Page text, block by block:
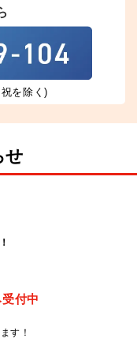
を除く)
せ
付中
す！